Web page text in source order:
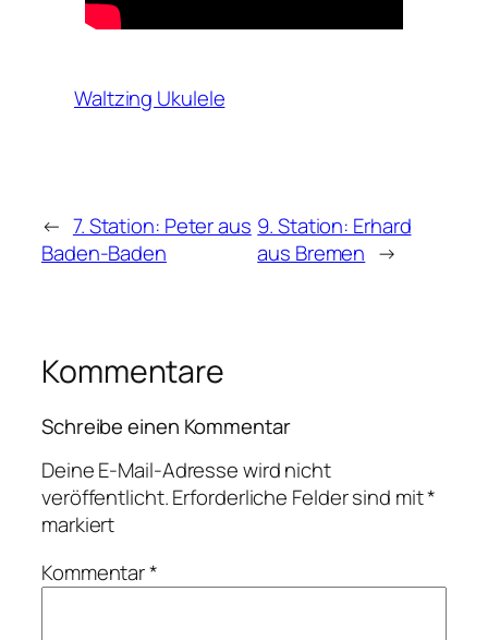
Waltzing Ukulele
← 7. Station: Peter aus
Baden-Baden
9. Station: Erhard
aus Bremen →
Kommentare
Schreibe einen Kommentar
Deine E-Mail-Adresse wird nicht
veröffentlicht.Erforderliche Felder sind mit*
markiert
Kommentar*